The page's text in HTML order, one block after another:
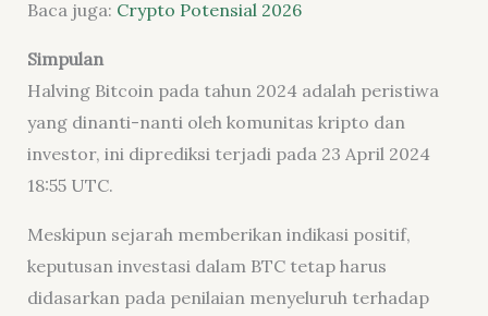
Baca juga: Crypto Potensial 2026
Simpulan
Halving Bitcoin pada tahun 2024 adalah peristiwa
yang dinanti-nanti oleh komunitas kripto dan
investor, ini diprediksi terjadi pada 23 April 2024
18:55 UTC.
Meskipun sejarah memberikan indikasi positif,
keputusan investasi dalam BTC tetap harus
didasarkan pada penilaian menyeluruh terhadap